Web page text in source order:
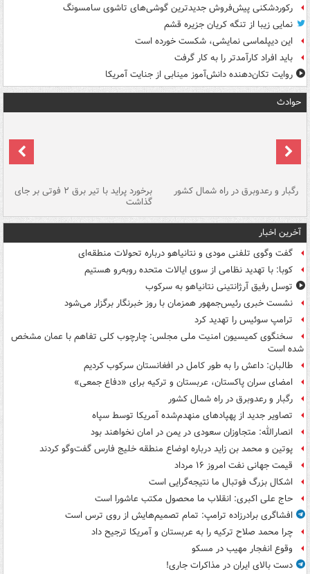
رکوردشکنی پیش‌فروش جدیدترین گوشی‌های تاشوی سامسونگ
نمایی زیبا از تنگه کریان جزیره قشم
این دیپلماسی نمایشی، شکست خورده است
باید افراد کارآمدتر را به کار گرفت
روایت تکان‌دهنده دانش‌آموز مینابی از جنایت آمریکا
حوادث
رگبار و رعدوبرق در راه شمال کشور برخورد پراید با تیر برق ۲ فوتی بر جای
گذاشت
آخرین اخبار
گفت وگوی تلفنی مودی و نتانیاهو درباره تحولات منطقه‌ای
کوبا: با تهدید نظامی از سوی ایالات متحده روبه‌رو هستیم
توسل رفیق آرژانتینی نتانیاهو به سرکوب
نشست خبری رئیس‌جمهور همزمان با روز خبرنگار برگزار می‌شود
ترامپ سوئیس را تهدید کرد
سخنگوی کمیسیون امنیت ملی مجلس: چارچوب کلی تفاهم با عمان مشخص
شده است
طالبان: داعش را به طور کامل در افغانستان سرکوب کردیم
امضای سران پاکستان، عربستان و ترکیه برای «دفاع جمعی»
رگبار و رعدوبرق در راه شمال کشور
تصاویر جدید از پهپادهای منهدم‌شده آمریکا توسط سپاه
انصارالله: متجاوزان سعودی در یمن در امان نخواهند بود
پوتین و محمد بن زاید درباره اوضاع منطقه خلیج فارس گفت‌وگو کردند
قیمت جهانی نفت امروز ۱۶ مرداد
اشکال بزرگ فوتبال ما نتیجه‌گرایی است
حاج علی اکبری: انقلاب ما محصول مکتب عاشورا است
افشاگری برادرزاده ترامپ: تمام تصمیم‌هایش از روی ترس است
چرا محمد صلاح ترکیه را به عربستان و آمریکا ترجیح داد
وقوع انفجار مهیب در مسکو
دست بالای ایران در مذاکرات جاری!